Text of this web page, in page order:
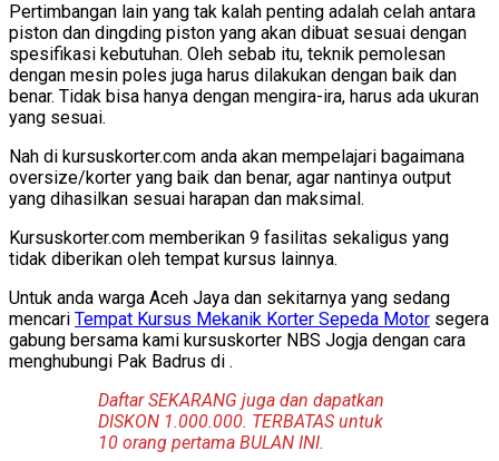
Pertimbangan lain yang tak kalah penting adalah celah antara
piston dan dingding piston yang akan dibuat sesuai dengan
spesifikasi kebutuhan. Oleh sebab itu, teknik pemolesan
dengan mesin poles juga harus dilakukan dengan baik dan
benar. Tidak bisa hanya dengan mengira-ira, harus ada ukuran
yang sesuai.
Nah di kursuskorter.com anda akan mempelajari bagaimana
oversize/korter yang baik dan benar, agar nantinya output
yang dihasilkan sesuai harapan dan maksimal.
Kursuskorter.com memberikan 9 fasilitas sekaligus yang
tidak diberikan oleh tempat kursus lainnya.
Untuk anda warga Aceh Jaya dan sekitarnya yang sedang
mencari Tempat Kursus Mekanik Korter Sepeda Motor segera
gabung bersama kami kursuskorter NBS Jogja dengan cara
menghubungi Pak Badrus di .
Daftar SEKARANG juga dan dapatkan
DISKON 1.000.000. TERBATAS untuk
10 orang pertama BULAN INI.